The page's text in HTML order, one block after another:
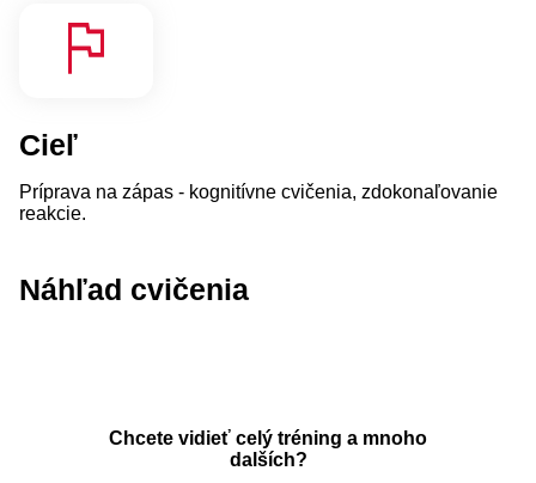
Cieľ
Príprava na zápas - kognitívne cvičenia, zdokonaľovanie
reakcie.
Náhľad cvičenia
Chcete vidieť celý tréning a mnoho
dalších?